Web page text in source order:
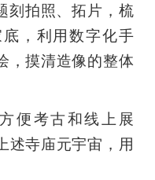
刻拍照、拓片，梳
，利用数字化手
，摸清造像的整体
便考古和线上展
述寺庙元宇宙，用